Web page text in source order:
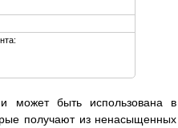
может быть использована в
получают из ненасыщенных